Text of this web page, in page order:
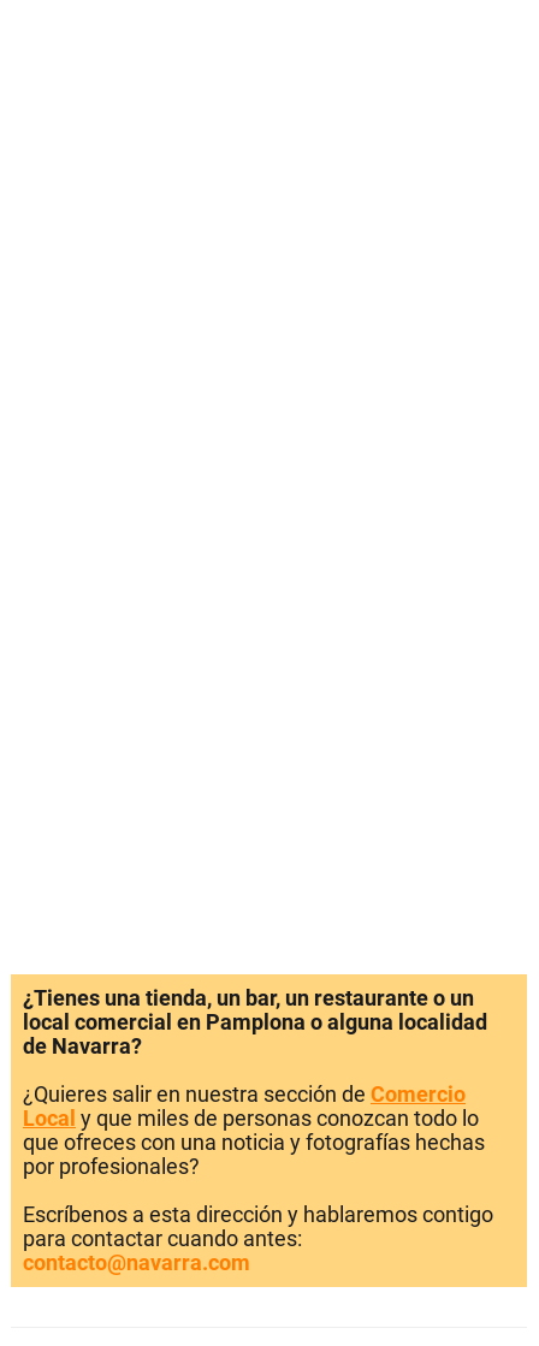
¿Tienes una tienda, un bar, un restaurante o un
local comercial en Pamplona o alguna localidad
de Navarra?
¿Quieres salir en nuestra sección de Comercio
Local y que miles de personas conozcan todo lo
que ofreces con una noticia y fotografías hechas
por profesionales?
Escríbenos a esta dirección y hablaremos contigo
para contactar cuando antes:
contacto@navarra.com